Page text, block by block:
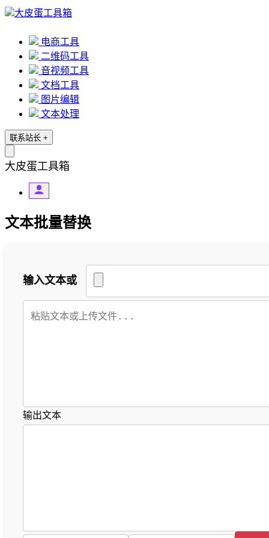
大皮蛋工具箱
电商工具
二维码工具
音视频工具
文档工具
图片编辑
文本处理
联系站长 +
大皮蛋工具箱
文本批量替换
输入文本或
输出文本